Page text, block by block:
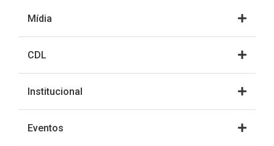
Mídia
CDL
Institucional
Eventos